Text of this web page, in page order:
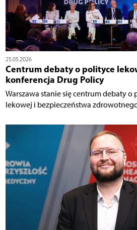
25.05.2026
Centrum debaty o polityce
konferencja Drug Policy
Warszawa stanie się centrum debaty o
lekowej i bezpieczeństwa